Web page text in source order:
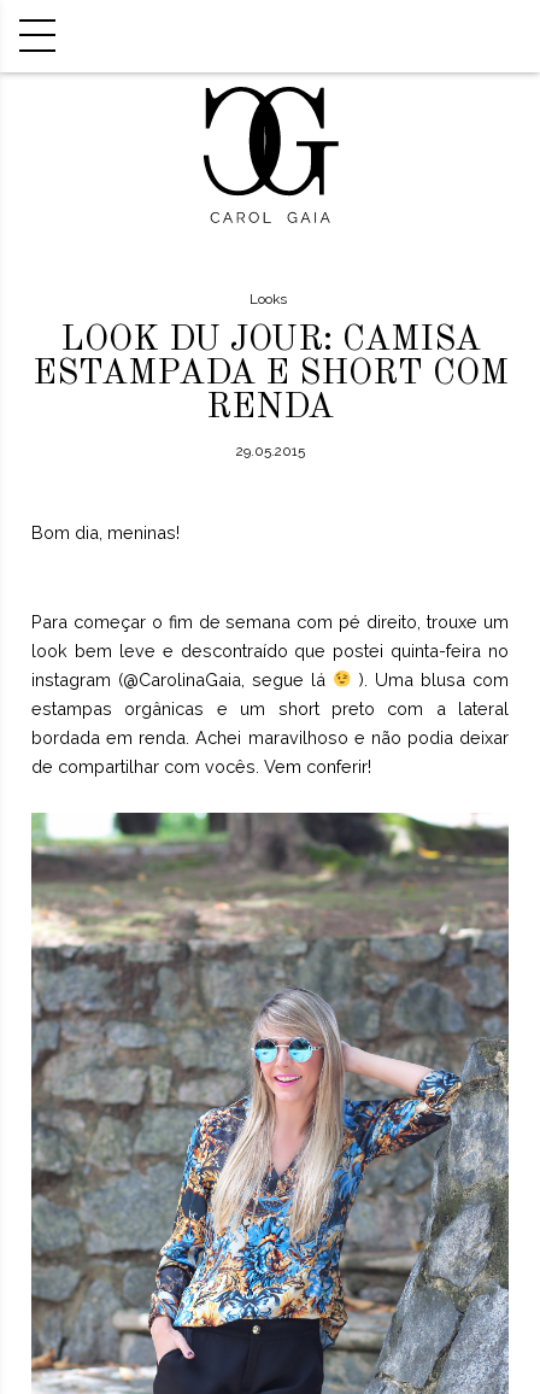
Looks
LOOK DU JOUR: CAMISA
ESTAMPADA E SHORT COM
RENDA
29.05.2015
Bom dia, meninas!
Para começar o fim de semana com pé direito, trouxe um
look bem leve e descontraído que postei quinta-feira no
instagram (@CarolinaGaia, segue lá
). Uma blusa com
estampas orgânicas e um short preto com a lateral
bordada em renda. Achei maravilhoso e não podia deixar
de compartilhar com vocês. Vem conferir!